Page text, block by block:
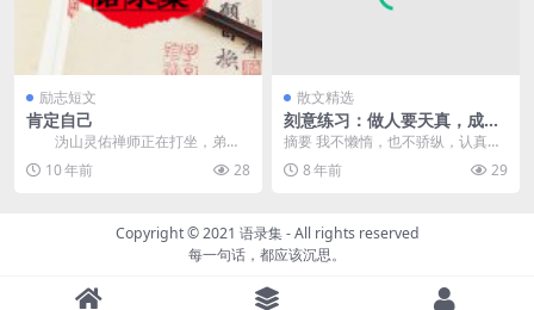
励志短文
肯定自己
沩山灵佑禅师正在打坐，弟子
仰山禅师走了进来，沩山对仰山
道：“喂！...
10 年前 28
散文精选
刻意练习：做人要天真，成功
需刻意 – 艾利克森
摘要 我不懒惰，也不骄纵，认真积
累着每一天的成长，却还是只能在
追赶里，和优秀者隔...
8 年前 29
Copyright © 2021 语录集- All rights reserved
每一句话，都应该沉思。